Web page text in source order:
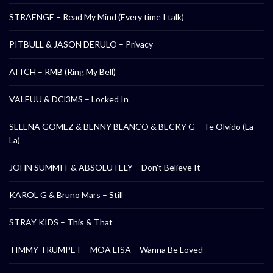
STRAENGE – Read My Mind (Every time I talk)
PITBULL & JASON DERULO – Privacy
AITCH – RMB (Ring My Bell)
VALEUU & DCl3MS – Locked In
SELENA GOMEZ & BENNY BLANCO & BECKY G – Te Olvido (La
La)
JOHN SUMMIT & ABSOLUTELY – Don’t Believe It
KAROL G & Bruno Mars – Still
STRAY KIDS – This & That
TIMMY TRUMPET – MOA LISA – Wanna Be Loved